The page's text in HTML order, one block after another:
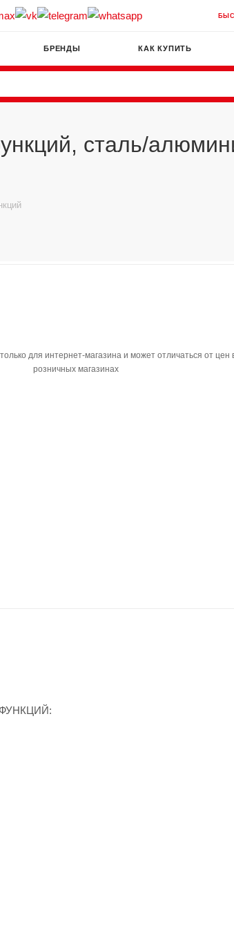
БРЕНДЫ КАК КУПИТЬ
сталь/
для интернет-магазина и может отличаться от цен
розничных магазинах